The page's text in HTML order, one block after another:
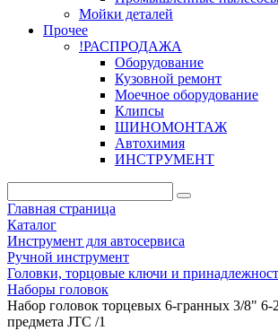
Мойки деталей
Прочее
!РАСПРОДАЖА
Оборудование
Кузовной ремонт
Моечное оборудование
Клипсы
ШИНОМОНТАЖ
Автохимия
ИНСТРУМЕНТ
Главная страница
Каталог
Инструмент для автосервиса
Ручной инструмент
Головки, торцовые ключи и
Наборы головок
Набор головок торцевых 6-гранных 3/8" 6-
предмета JTC /1